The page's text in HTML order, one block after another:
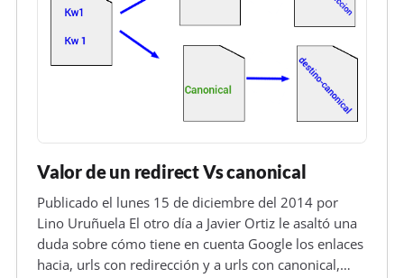
Valor de un redirect Vs canonical
Publicado el lunes 15 de diciembre del 2014 por
Lino Uruñuela El otro día a Javier Ortiz le asaltó una
duda sobre cómo tiene en cuenta Google los enlaces
hacia, urls con redirección y a urls con canonical,